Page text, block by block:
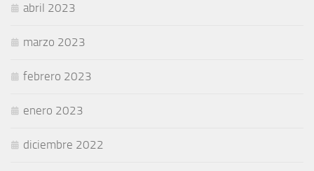
abril 2023
marzo 2023
febrero 2023
enero 2023
diciembre 2022